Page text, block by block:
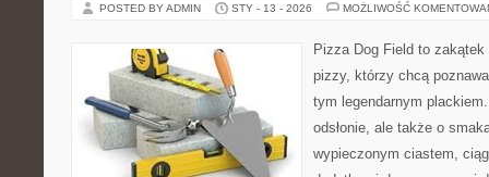
POSTED BY ADMIN STY - 13 - 2026 MOŻLIWOŚĆ
Pizza Dog Field to zakątek
pizzy, którzy chcą
tym legendarnym
odsłonie, ale także o
wypieczonym ciastem,